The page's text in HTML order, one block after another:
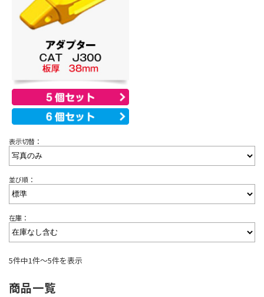
表示切替：
並び順：
在庫：
5件中1件～5件を表示
商品一覧